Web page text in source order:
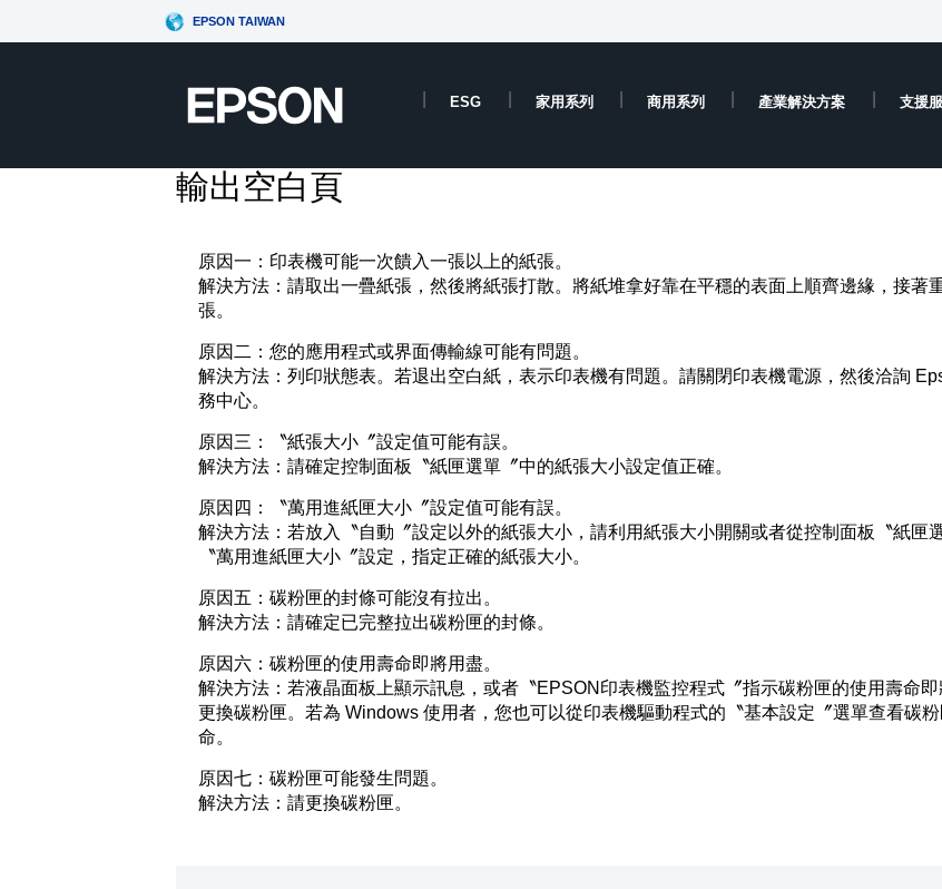
EPSON TAIWAN
ESG 家用系列 商用系列 產業解決方案 支援
輸出空白頁
原因一：印表機可能一次饋入一張以上的紙張。
解決方法：請取出一疊紙張，然後將紙張打散。將紙堆拿好靠在平穩的表面上順齊邊緣，接著
張。
原因二：您的應用程式或界面傳輸線可能有問題。
解決方法：列印狀態表。若退出空白紙，表示印表機有問題。請關閉印表機電源，然後洽詢
務中心。
原因三：〝紙張大小〞設定值可能有誤。
解決方法：請確定控制面板〝紙匣選單〞中的紙張大小設定值正確。
原因四：〝萬用進紙匣大小〞設定值可能有誤。
解決方法：若放入〝自動〞設定以外的紙張大小，請利用紙張大小開關或者從控制面板〝紙匣
〝萬用進紙匣大小〞設定，指定正確的紙張大小。
原因五：碳粉匣的封條可能沒有拉出。
解決方法：請確定已完整拉出碳粉匣的封條。
原因六：碳粉匣的使用壽命即將用盡。
解決方法：若液晶面板上顯示訊息，或者〝EPSON印表機監控程式〞指示碳粉匣的使用壽命
更換碳粉匣。若為 Windows 使用者，您也可以從印表機驅動程式的〝基本設定〞選單查看碳
命。
原因七：碳粉匣可能發生問題。
解決方法：請更換碳粉匣。